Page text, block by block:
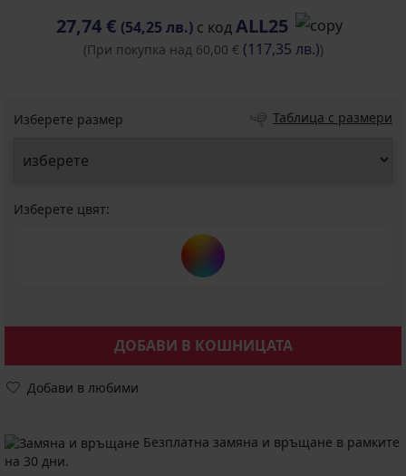
27,74 € (54,25 лв.) с кодALL25
(При покупка над 60,00 € (117,35 лв.))
Изберете размер Таблица с размери
Изберете цвят:
ДОБАВИ В КОШНИЦАТА
Добави в любими
Безплатна замяна и връщане в рамките
на 30 дни.